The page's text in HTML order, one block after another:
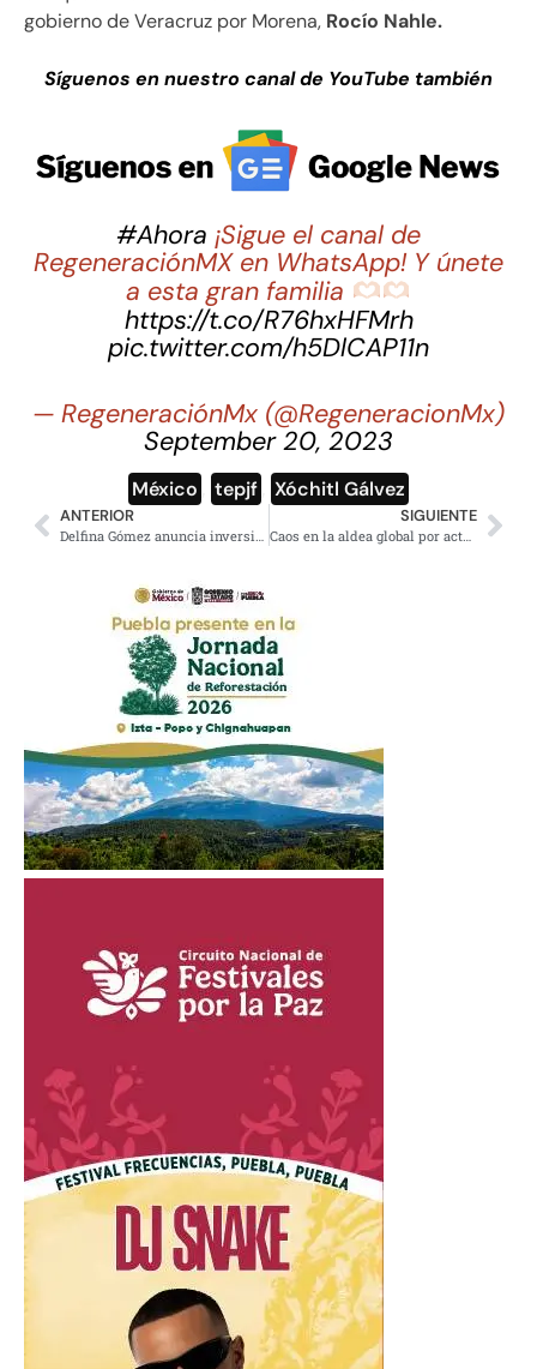
gobierno de Veracruz por Morena, Rocío Nahle.
Síguenos en nuestro canal de YouTube también
#Ahora ¡Sigue el canal de
RegeneraciónMX en WhatsApp! Y únete
a esta gran familia
https://t.co/R76hxHFMrh
pic.twitter.com/h5DlCAP11n
— RegeneraciónMx (@RegeneracionMx)
September 20, 2023
México tepjf Xóchitl Gálvez
ANTERIOR
Delfina Gómez anuncia inversión de 43.8 mdp para proyectos en favor de los mexiquenses
SIGUIENTE
Caos en la aldea global por actualización de Microsoft, esto se sabe